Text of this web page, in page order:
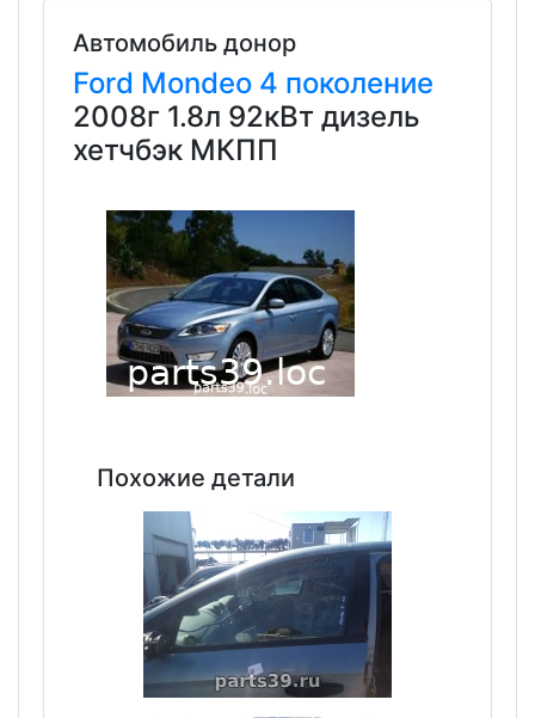
Автомобиль донор
Ford Mondeo 4 поколение
2008г 1.8л 92кВт дизель
хетчбэк МКПП
Похожие детали